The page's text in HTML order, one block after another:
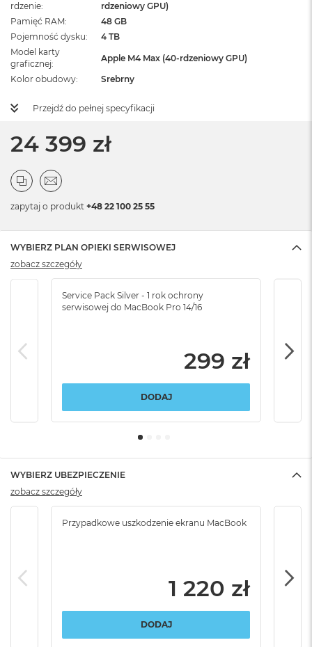
rdzenie
rdzeniowy GPU)
Pamięć RAM
48 GB
Pojemność dysku
4 TB
Model karty
graficznej
Apple M4 Max (40-rdzeniowy GPU)
Kolor obudowy Srebrny
Przejdź do pełnej specyfikacji
24 399 zł
zapytaj o produkt +48 22 100 25 55
WYBIERZ PLAN OPIEKI SERWISOWEJ
Service Pack Silver - 1 rok ochrony
serwisowej do MacBook Pro 14/16
299 zł
DODAJ
zobacz szczegóły
WYBIERZ UBEZPIECZENIE
Przypadkowe uszkodzenie ekranu MacBook
1 220 zł
DODAJ
zobacz szczegóły